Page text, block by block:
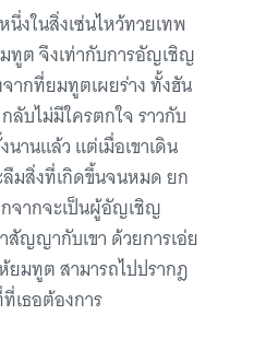
นึ่งในสิ่งเซ่นไหว้ทวยเทพ
ทูต จึงเท่ากับการอัญเชิญ
ากที่ยมทูตเผยร่าง ทั้งฮัน
ลับไม่มีใครตกใจ ราวกับ
นานแล้ว แต่เมื่อเขาเดิน
มสิ่งที่เกิดขึ้นจนหมด ยก
กจากจะเป็นผู้อัญเชิญ
สัญญากับเขา ด้วยการเอ่ย
ยมทูต สามารถไปปรากฎ
เธอต้องการ